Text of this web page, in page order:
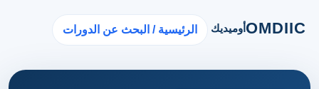
OMDIICأوميديك الرئيسية / البحث عن الدورات